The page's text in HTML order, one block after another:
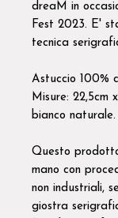
dreaM in
Fest 2023. E'
tecnica
Astuccio 100%
Misure: 22,5cm
bianco naturale.
Questo
mano con
non industriali,
giostra